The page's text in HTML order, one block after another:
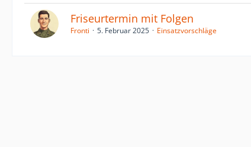
Friseurtermin mit Folgen
Fronti 5. Februar 2025 Einsatzvorschläge